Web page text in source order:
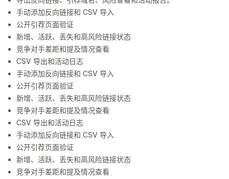
手动添加反向链接和 CSV 导入
公开引荐页面验证
新增、活跃、丢失和高风险链接状态
竞争对手差距和提及情况查看
CSV 导出和活动日志
手动添加反向链接和 CSV 导入
公开引荐页面验证
新增、活跃、丢失和高风险链接状态
竞争对手差距和提及情况查看
CSV 导出和活动日志
手动添加反向链接和 CSV 导入
公开引荐页面验证
新增、活跃、丢失和高风险链接状态
竞争对手差距和提及情况查看